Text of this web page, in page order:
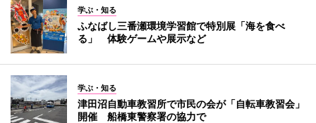
学ぶ・知る
ふなばし三番瀬環境学習館で特別展「海を食べ
る」 体験ゲームや展示など
学ぶ・知る
津田沼自動車教習所で市民の会が「自転車教習会」
開催 船橋東警察署の協力で